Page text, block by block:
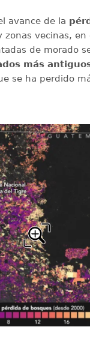
avance de la
zonas vecinas,
de morado
más
se ha perdido